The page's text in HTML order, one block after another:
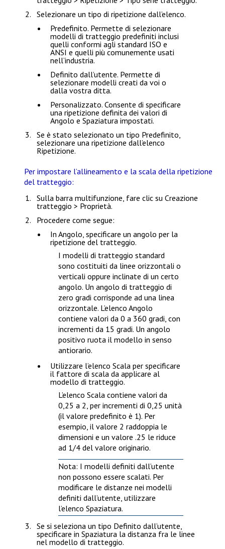
Selezionare un tipo di ripetizione dall’elenco.
Predefinito. Permette di selezionare
modelli di tratteggio predefiniti inclusi
quelli conformi agli standard ISO e
ANSI e quelli più comunemente usati
nell’industria.
Definito dall’utente. Permette di
selezionare modelli creati da voi o
dalla vostra ditta.
Personalizzato. Consente di specificare
una ripetizione definita dei valori di
Angolo eSpaziatura impostati.
Se è stato selezionato un tipo Predefinito,
selezionare una ripetizione dall’elenco
Ripetizione.
Per impostare l’allineamento e la scala della ripetizione
del tratteggio:
Sulla barra multifunzione, fare clic suCreazione
tratteggio > Proprietà.
Procedere come segue:
InAngolo , specificare un angolo per la
ripetizione del tratteggio.
I modelli di tratteggio standard
sono costituiti da linee orizzontali o
verticali oppure inclinate di un certo
angolo. Un angolo di tratteggio di
zero gradi corrisponde ad una linea
orizzontale. L’elencoAngolo
contiene valori da 0 a 360 gradi, con
incrementi da 15 gradi. Un angolo
positivo ruota il modello in senso
antiorario.
Utilizzare l’elencoScala per specificare
il fattore di scala da applicare al
modello di tratteggio.
L’elencoScala contiene valori da
0,25 a 2, per incrementi di 0,25 unità
(il valore predefinito è 1). Per
esempio, il valore 2 raddoppia le
dimensioni e un valore .25 le riduce
ad 1/4 del valore originario.
Nota: I modelli definiti dall’utente
non possono essere scalati. Per
modificare le distanze nei modelli
definiti dall’utente, utilizzare
l’elencoSpaziatura.
Se si seleziona un tipo Definito dall’utente
specificare inSpaziatura la distanza fra le linee
nel modello di tratteggio.